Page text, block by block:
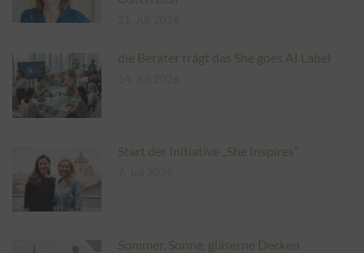
die Berater trägt das She goes AI Label
Start der Initiative „She Inspires“
Sommer, Sonne, gläserne Decken